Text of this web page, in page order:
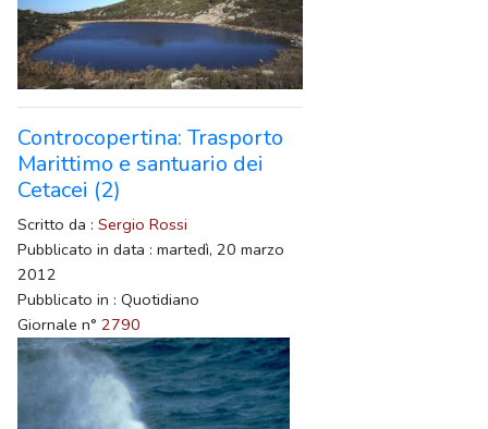
Controcopertina: Trasporto
Marittimo e santuario dei
Cetacei (2)
Scritto da : Sergio Rossi
Pubblicato in data : martedì, 20 marzo
2012
Pubblicato in : Quotidiano
Giornale n° 2790